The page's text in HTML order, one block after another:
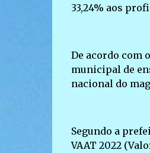
33,24% aos
De acordo com
municipal de
nacional do
Segundo a
VAAT 2022